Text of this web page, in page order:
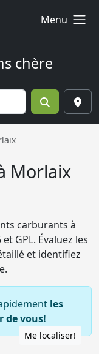
Menu
chère
Morlaix
carburants à
GPL. Évaluez les
et identifiez
les
de vous!
Me localiser!